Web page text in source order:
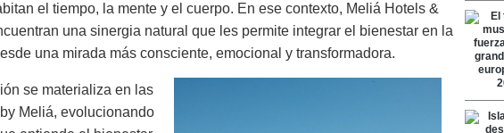
el tiempo, la mente y el cuerpo. En ese contexto, Meliá Hotels &
una sinergia natural que les permite integrar el bienestar en la
una mirada más consciente, emocional y transformadora.
se materializa en las
Meliá, evolucionando